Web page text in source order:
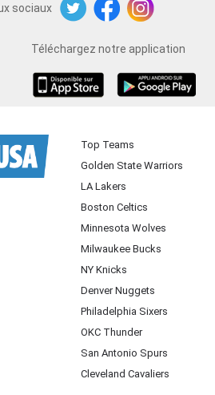
sociaux
TwitterFacebookInstagram
Téléchargez notre application
Top Teams
Golden State Warriors
LA Lakers
Boston Celtics
Minnesota Wolves
Milwaukee Bucks
NY Knicks
Denver Nuggets
Philadelphia Sixers
OKC Thunder
San Antonio Spurs
Cleveland Cavaliers